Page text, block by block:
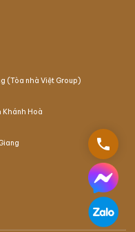
(Tòa nhà Việt Group)
Khánh Hoà
phone